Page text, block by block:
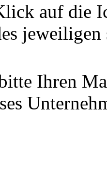
auf die
Ihren